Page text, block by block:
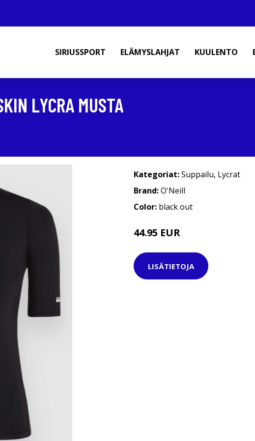
SIRIUSSPORT ELÄMYSLAHJAT KUULENTO
LYCRA MUSTA
Kategoriat:Suppailu, Lycrat
Brand:O'Neill
Color: black out
44.95 EUR
LISÄTIETOJA